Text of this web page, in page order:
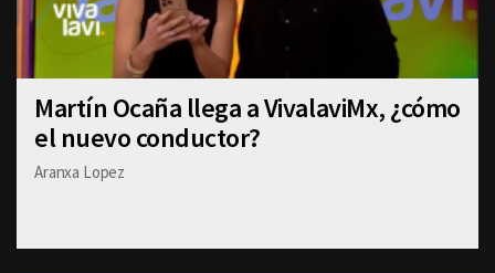
Martín Ocaña llega a VivalaviMx, ¿cómo
el nuevo conductor?
Aranxa Lopez